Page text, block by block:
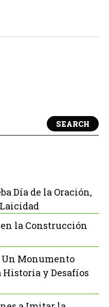
de vanguardia, sino
SEARCH
Día de la Oración,
en la Construcción
Un Monumento
y Desafíos